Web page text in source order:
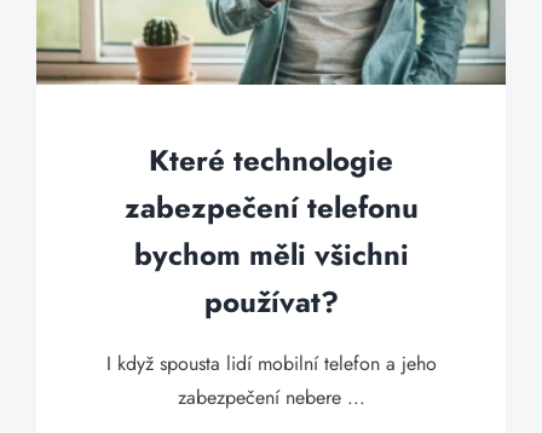
Které technologie
zabezpečení telefonu
bychom měli všichni
používat?
I když spousta lidí mobilní telefon a jeho
zabezpečení nebere ...